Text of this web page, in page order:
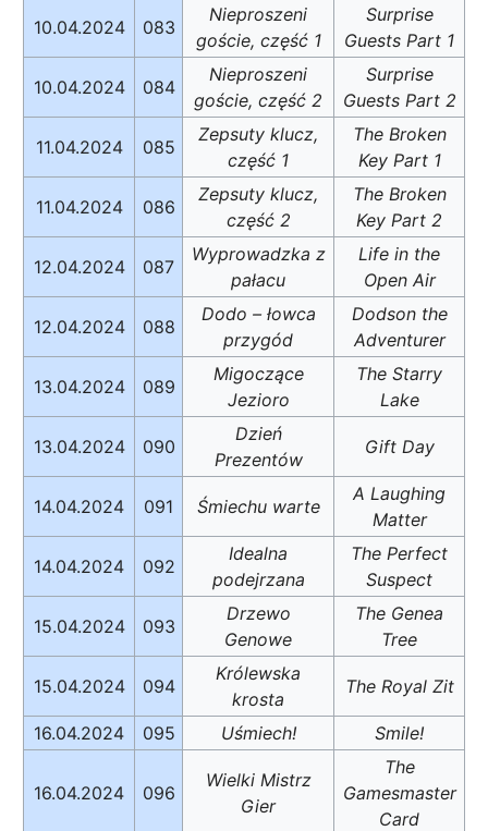
10.04.2024 083
Nieproszeni
goście, część 1
Surprise
Guests Part 1
10.04.2024 084
Nieproszeni
goście, część 2
Surprise
Guests Part 2
11.04.2024 085
Zepsuty klucz,
część 1
The Broken
Key Part 1
11.04.2024 086
Zepsuty klucz,
część 2
The Broken
Key Part 2
12.04.2024 087
Wyprowadzka z
pałacu
Life in the
Open Air
12.04.2024 088
Dodo – łowca
przygód
Dodson the
Adventurer
13.04.2024 089
Migoczące
Jezioro
The Starry
Lake
13.04.2024 090
Dzień
Prezentów
Gift Day
14.04.2024 091 Śmiechu warte
A Laughing
Matter
14.04.2024 092
Idealna
podejrzana
The Perfect
Suspect
15.04.2024 093
Drzewo
Genowe
The Genea
Tree
15.04.2024 094
Królewska
krosta
The Royal Zit
16.04.2024 095 Uśmiech! Smile!
16.04.2024 096
Wielki Mistrz
Gier
The
Gamesmaster
Card